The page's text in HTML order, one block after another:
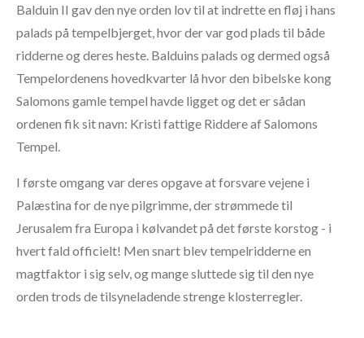
Balduin II gav den nye orden lov til at indrette en fløj i hans
palads på tempelbjerget, hvor der var god plads til både
ridderne og deres heste. Balduins palads og dermed også
Tempelordenens hovedkvarter lå hvor den bibelske kong
Salomons gamle tempel havde ligget og det er sådan
ordenen fik sit navn: Kristi fattige Riddere af Salomons
Tempel.
I første omgang var deres opgave at forsvare vejene i
Palæstina for de nye pilgrimme, der strømmede til
Jerusalem fra Europa i kølvandet på det første korstog - i
hvert fald officielt! Men snart blev tempelridderne en
magtfaktor i sig selv, og mange sluttede sig til den nye
orden trods de tilsyneladende strenge klosterregler.